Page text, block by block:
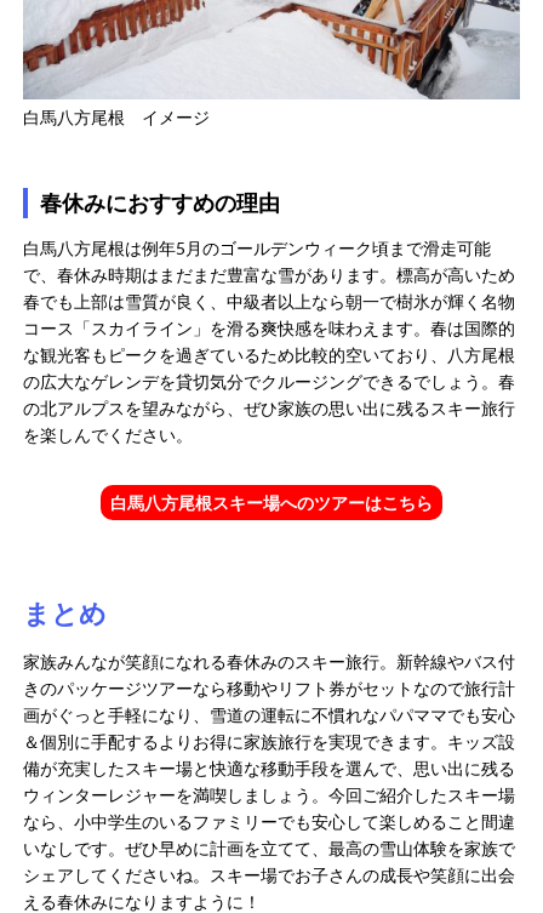
白馬八方尾根 イメージ
春休みにおすすめの理由
白馬八方尾根は例年5月のゴールデンウィーク頃まで滑走可能
で、春休み時期はまだまだ豊富な雪があります​。標高が高いため
春でも上部は雪質が良く、中級者以上なら朝一で樹氷が輝く名物
コース「スカイライン」を滑る爽快感を味わえます。春は国際的
な観光客もピークを過ぎているため比較的空いており、八方尾根
の広大なゲレンデを貸切気分でクルージングできるでしょう。春
の北アルプスを望みながら、ぜひ家族の思い出に残るスキー旅行
を楽しんでください。
白馬八方尾根スキー場へのツアーはこちら
まとめ
家族みんなが笑顔になれる春休みのスキー旅行。新幹線やバス付
きのパッケージツアーなら移動やリフト券がセットなので旅行計
画がぐっと手軽になり、雪道の運転に不慣れなパパママでも安心
＆個別に手配するよりお得に家族旅行を実現できます。キッズ設
備が充実したスキー場と快適な移動手段を選んで、思い出に残る
ウィンターレジャーを満喫しましょう。今回ご紹介したスキー場
なら、小中学生のいるファミリーでも安心して楽しめること間違
いなしです。ぜひ早めに計画を立てて、最高の雪山体験を家族で
シェアしてくださいね。スキー場でお子さんの成長や笑顔に出会
える春休みになりますように！